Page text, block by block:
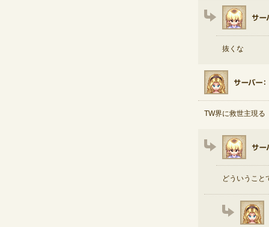
抜くな
TW界に救世主現る
どういうこと